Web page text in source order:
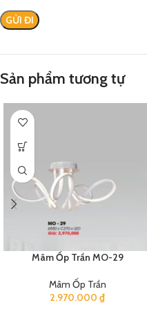
Sản phẩm tương tự
Mâm Ốp Trần MO-29
Mâm Ốp Trần
2.970.000 ₫